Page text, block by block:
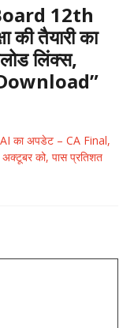
12th
तैयारी का
लिंक्स,
का अपडेट – CA Final,
को, पास प्रतिशत